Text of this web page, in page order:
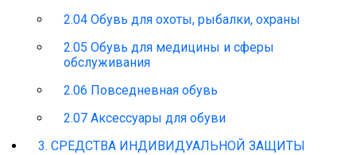
2.04 Обувь для охоты, рыбалки, охраны
2.05 Обувь для медицины и сферы
обслуживания
2.06 Повседневная обувь
2.07 Аксессуары для обуви
3. СРЕДСТВА ИНДИВИДУАЛЬНОЙ ЗАЩИТЫ